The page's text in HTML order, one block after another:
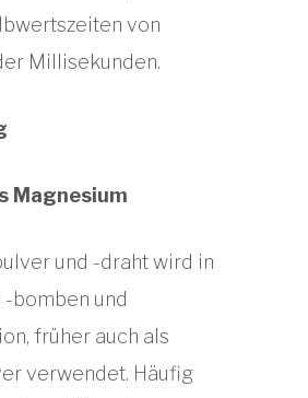
von
Millisekunden.
Magnesium
und -draht wird in
-bomben und
früher auch als
verwendet. Häufig